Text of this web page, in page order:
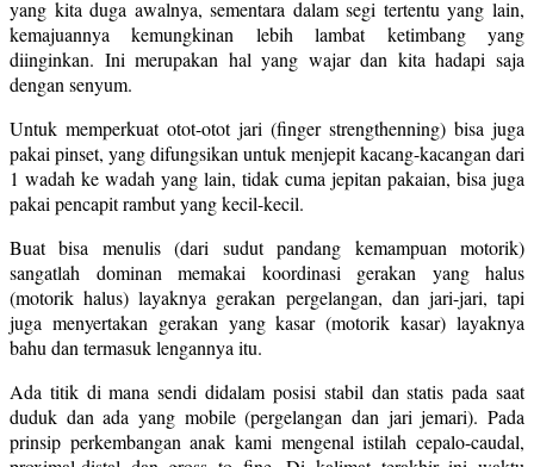
yang kita duga awalnya, sementara dalam segi tertentu yang lain,
kemajuannya kemungkinan lebih lambat ketimbang yang
diinginkan. Ini merupakan hal yang wajar dan kita hadapi saja
dengan senyum.
Untuk memperkuat otot-otot jari (finger strengthenning) bisa juga
pakai pinset, yang difungsikan untuk menjepit kacang-kacangan dari
1 wadah ke wadah yang lain, tidak cuma jepitan pakaian, bisa juga
pakai pencapit rambut yang kecil-kecil.
Buat bisa menulis (dari sudut pandang kemampuan motorik)
sangatlah dominan memakai koordinasi gerakan yang halus
(motorik halus) layaknya gerakan pergelangan, dan jari-jari, tapi
juga menyertakan gerakan yang kasar (motorik kasar) layaknya
bahu dan termasuk lengannya itu.
Ada titik di mana sendi didalam posisi stabil dan statis pada saat
duduk dan ada yang mobile (pergelangan dan jari jemari). Pada
prinsip perkembangan anak kami mengenal istilah cepalo-caudal,